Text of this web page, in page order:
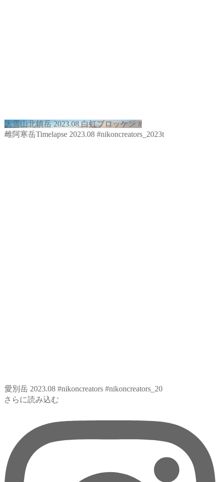
大雪山北鎮岳 2023.08 白虹ブロッケン #
雌阿寒岳Timelapse 2023.08 #nikoncreators_2023t
愛別岳 2023.08 #nikoncreators #nikoncreators_20
さらに読み込む